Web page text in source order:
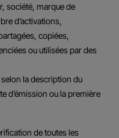
société, marque de
d’activations,
copiées,
ou utilisées par des
la description du
d’émission ou la première
de toutes les